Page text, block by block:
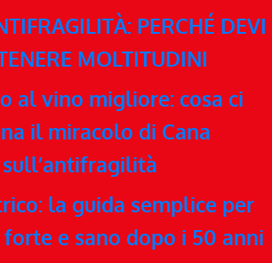
PERCHÉ DEVI
MOLTITUDINI
al vino migliore: cosa ci
il miracolo di Cana
sull’antifragilità
la guida semplice per
e sano dopo i 50 anni